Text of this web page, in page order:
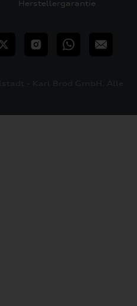
Herstellergarantie
InstagramWhatsApp
E-